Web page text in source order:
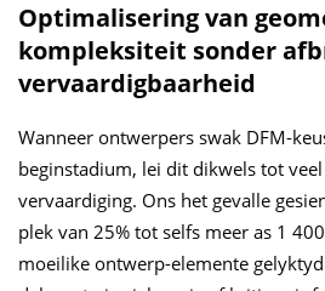
Optimalisering van
kompleksiteit sonder
vervaardigbaarheid
Wanneer ontwerpers swak DFM-
beginstadium, lei dit dikwels tot
vervaardiging. Ons het gevalle
plek van 25% tot selfs meer as 1
moeilike ontwerp-elemente